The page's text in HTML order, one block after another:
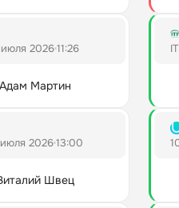
202611:26
Мартин
202613:00
Швец